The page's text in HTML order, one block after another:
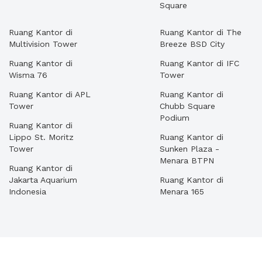
Square
Ruang Kantor di
Multivision Tower
Ruang Kantor di
Wisma 76
Ruang Kantor di APL
Tower
Ruang Kantor di
Lippo St. Moritz
Tower
Ruang Kantor di
Jakarta Aquarium
Indonesia
Ruang Kantor di The
Breeze BSD City
Ruang Kantor di IFC
Tower
Ruang Kantor di
Chubb Square
Podium
Ruang Kantor di
Sunken Plaza -
Menara BTPN
Ruang Kantor di
Menara 165